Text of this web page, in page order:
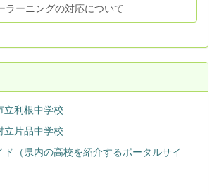
ラーニングの対応について
立利根中学校
立片品中学校
（県内の高校を紹介するポータルサイ